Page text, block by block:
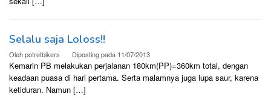
Selalu saja Loloss!!
Olehpotretbikers Diposting pada 11/07/2013
Kemarin PB melakukan perjalanan 180km(PP)=360km total, dengan
keadaan puasa di hari pertama. Serta malamnya juga lupa saur, karena
ketiduran. Namun […]